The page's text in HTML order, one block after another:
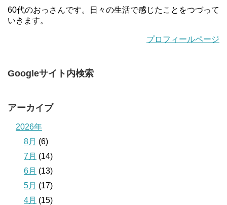
60代のおっさんです。日々の生活で感じたことをつづって
いきます。
プロフィールページ
Googleサイト内検索
アーカイブ
2026年
8月 (6)
7月 (14)
6月 (13)
5月 (17)
4月 (15)